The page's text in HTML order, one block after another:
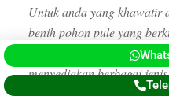
Untuk anda yang khawatir
benih pohon pule yang
perusahaan kami CV.
menyediakan berbagai